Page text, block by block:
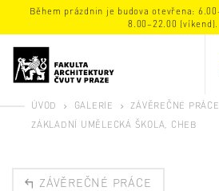
Během prázdnin je budova otevřena:
8.00–22.00 (víkend).
ÚVOD GALERIE
ZÁVĚREČNÉ PRÁCE
ZÁKLADNÍ UMĚLECKÁ ŠKOLA, CHEB
ZÁVĚREČNÉ PRÁCE